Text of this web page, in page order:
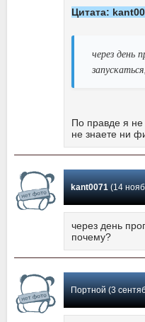
Цитата:
через день
По правде я не
не знаете ни
kant0071(14 ноября
через день
почему?